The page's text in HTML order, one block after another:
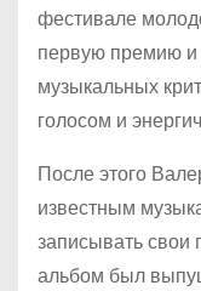
фестивале
первую премию и
музыкальных
голосом и
После этого
известным
записывать
альбом был